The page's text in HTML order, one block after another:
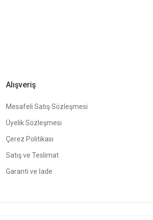
Alışveriş
Mesafeli Satış Sözleşmesi
Üyelik Sözleşmesi
Çerez Politikası
Satış ve Teslimat
Garanti ve İade